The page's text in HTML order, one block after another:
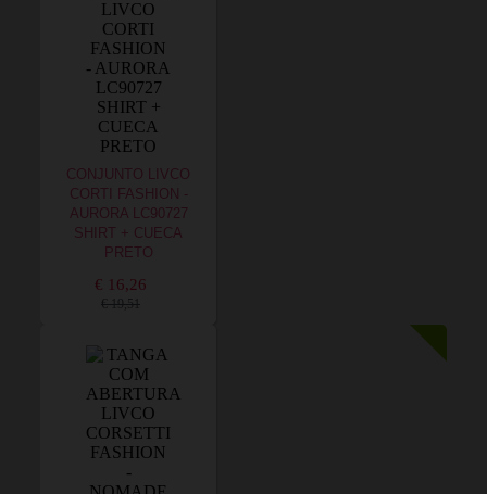
CONJUNTO LIVCO
CORTI FASHION -
AURORA LC90727
SHIRT + CUECA
PRETO
€ 16,26
€ 19,51